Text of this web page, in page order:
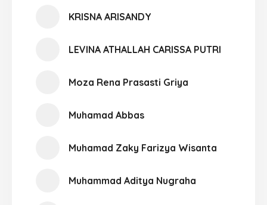
KRISNA ARISANDY
LEVINA ATHALLAH CARISSA PUTRI
Moza Rena Prasasti Griya
Muhamad Abbas
Muhamad Zaky Farizya Wisanta
Muhammad Aditya Nugraha